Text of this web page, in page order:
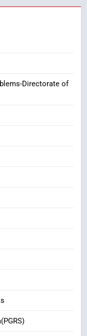
కల్తీ: పవిత్ర
Trust Betrayed
Directorate of